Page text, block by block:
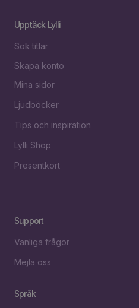
Upptäck Lylli
Sök titlar
Skapa konto
Mina sidor
Ljudböcker
Tips och inspiration
Lylli Shop
Presentkort
Support
Vanliga frågor
Mejla oss
Språk